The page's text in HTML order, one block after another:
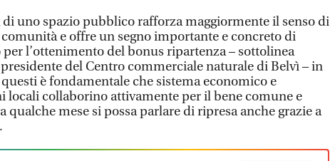
di uno spazio pubblico rafforza maggiormente il senso di
e offre un segno importante e concreto di
l’ottenimento del bonus ripartenza – sottolinea
del Centro commerciale naturale di Belvì – in
è fondamentale che sistema economico e
locali collaborino attivamente per il bene comune e
qualche mese si possa parlare di ripresa anche grazie a